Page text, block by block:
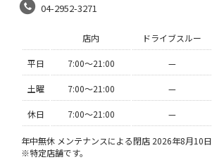
04-2952-3271
店内 ドライブスルー
平日 7:00〜21:00 —
土曜 7:00〜21:00 —
休日 7:00〜21:00 —
年中無休 メンテナンスによる閉店 2026年8月10
※特定店舗です。